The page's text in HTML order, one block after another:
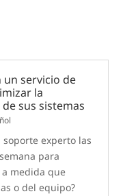
un servicio de
la
sus sistemas
soporte experto las
para
medida que
o del equipo?